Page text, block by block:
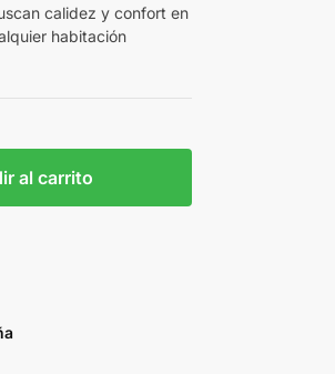
calidez y confort en
habitación
al carrito